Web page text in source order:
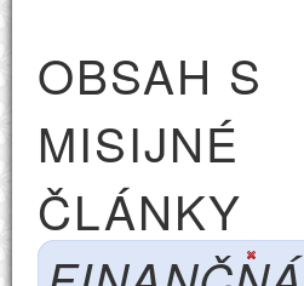
OBSAH S
MISIJNÉ
ČLÁNKY